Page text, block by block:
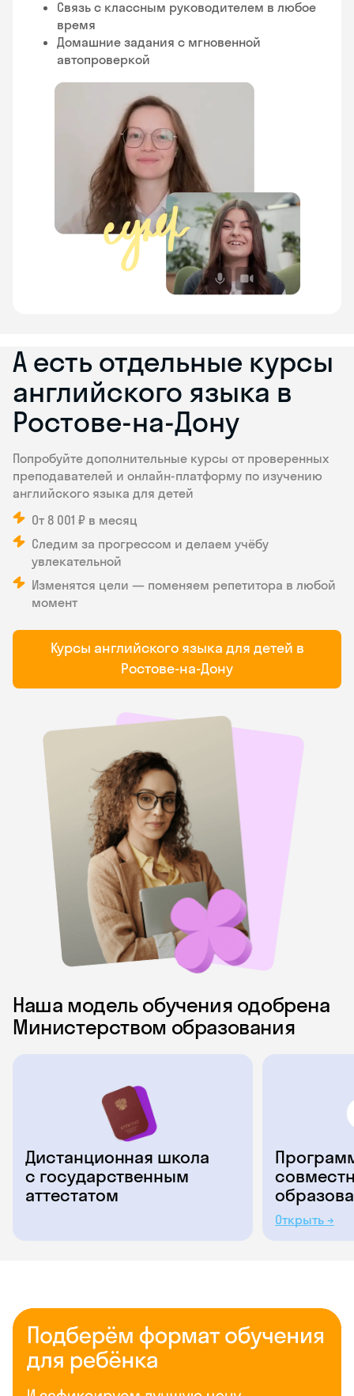
Связь с классным руководителем в любое
время
Домашние задания с мгновенной
автопроверкой
А есть отдельные курсы
английского языка в
Ростове-на-Дону
Попробуйте дополнительные курсы от проверенных
преподавателей и онлайн-платформу по изучению
английского языка для детей
От 8 001 ₽ в месяц
Следим за прогрессом и делаем учёбу
увлекательной
Изменятся цели — поменяем репетитора в любой
момент
Курсы английского языка для детей в
Ростове-на-Дону
Наша модель обучения одобрена
Министерством образования
Дистанционная школа
с государственным
аттестатом
Открыть →